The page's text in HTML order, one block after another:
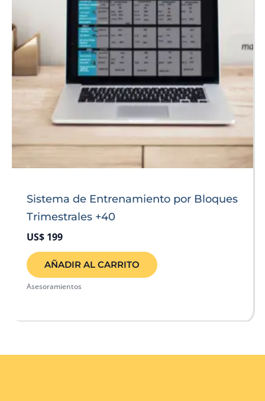
Sistema de Entrenamiento por Bloques
Trimestrales +40
US$ 199
AÑADIR AL CARRITO
Asesoramientos